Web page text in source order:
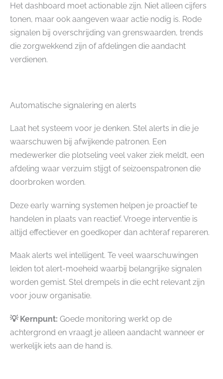
Het dashboard moet actionable zijn. Niet alleen cijfers
tonen, maar ook aangeven waar actie nodig is. Rode
signalen bij overschrijding van grenswaarden, trends
die zorgwekkend zijn of afdelingen die aandacht
verdienen.
Automatische signalering en alerts
Laat het systeem voor je denken. Stel alerts in die je
waarschuwen bij afwijkende patronen. Een
medewerker die plotseling veel vaker ziek meldt, een
afdeling waar verzuim stijgt of seizoenspatronen die
doorbroken worden.
Deze early warning systemen helpen je proactief te
handelen in plaats van reactief. Vroege interventie is
altijd effectiever en goedkoper dan achteraf repareren.
Maak alerts wel intelligent. Te veel waarschuwingen
leiden tot alert-moeheid waarbij belangrijke signalen
worden gemist. Stel drempels in die echt relevant zijn
voor jouw organisatie.
💡 Kernpunt: Goede monitoring werkt op de
achtergrond en vraagt je alleen aandacht wanneer er
werkelijk iets aan de hand is.